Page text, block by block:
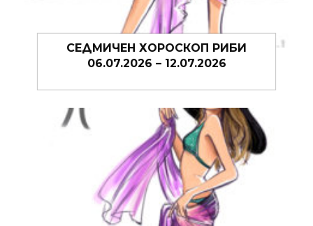
СЕДМИЧЕН ХОРОСКОП РИБИ
06.07.2026 – 12.07.2026